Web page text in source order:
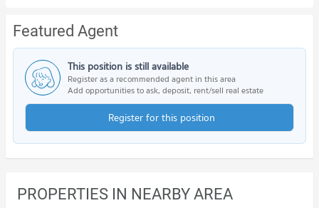
Featured Agent
This position is still available
Register as a recommended agent in this area
Add opportunities to ask, deposit, rent/sell real estate
Register for this position
PROPERTIES IN NEARBY AREA